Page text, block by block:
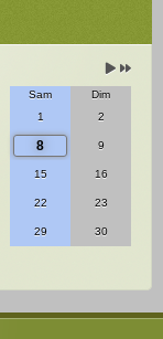
Sam
Dim
1
2
8 9
15 16
22 23
29 30